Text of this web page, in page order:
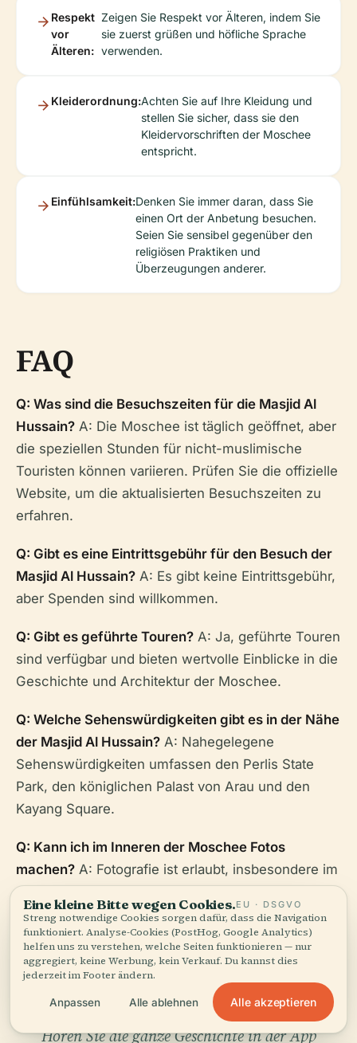
Respekt
vor
Älteren:
Zeigen Sie Respekt vor Älteren, indem Sie
sie zuerst grüßen und höfliche Sprache
verwenden.
Kleiderordnung:Achten Sie auf Ihre Kleidung und
stellen Sie sicher, dass sie den
Kleidervorschriften der Moschee
entspricht.
Einfühlsamkeit:Denken Sie immer daran, dass Sie
einen Ort der Anbetung besuchen.
Seien Sie sensibel gegenüber den
religiösen Praktiken und
Überzeugungen anderer.
FAQ
Q: Was sind die Besuchszeiten für die Masjid Al
Hussain? A: Die Moschee ist täglich geöffnet, aber
die speziellen Stunden für nicht-muslimische
Touristen können variieren. Prüfen Sie die offizielle
Website, um die aktualisierten Besuchszeiten zu
erfahren.
Q: Gibt es eine Eintrittsgebühr für den Besuch der
Masjid Al Hussain? A: Es gibt keine Eintrittsgebühr,
aber Spenden sind willkommen.
Q: Gibt es geführte Touren? A: Ja, geführte Touren
sind verfügbar und bieten wertvolle Einblicke in die
Geschichte und Architektur der Moschee.
Q: Welche Sehenswürdigkeiten gibt es in der Nähe
der Masjid Al Hussain? A: Nahegelegene
Sehenswürdigkeiten umfassen den Perlis State
Park, den königlichen Palast von Arau und den
Kayang Square.
Q: Kann ich im Inneren der Moschee Fotos
machen? A: Fotografie ist erlaubt, insbesondere im
Außenbereich. Es wird jedoch empfohlen,
respektvoll zu sein und Störungen der Gläubigen
zu vermeiden.
Hören Sie die ganze Geschichte in der App
Eine kleine Bitte wegen Cookies.EU · DSGVO
Streng notwendige Cookies sorgen dafür, dass die Navigation
funktioniert. Analyse-Cookies (PostHog, Google Analytics)
helfen uns zu verstehen, welche Seiten funktionieren — nur
aggregiert, keine Werbung, kein Verkauf. Du kannst dies
jederzeit im Footer ändern.
Anpassen Alle ablehnen Alle akzeptieren